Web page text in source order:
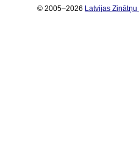
© 2005–2026 Latvijas